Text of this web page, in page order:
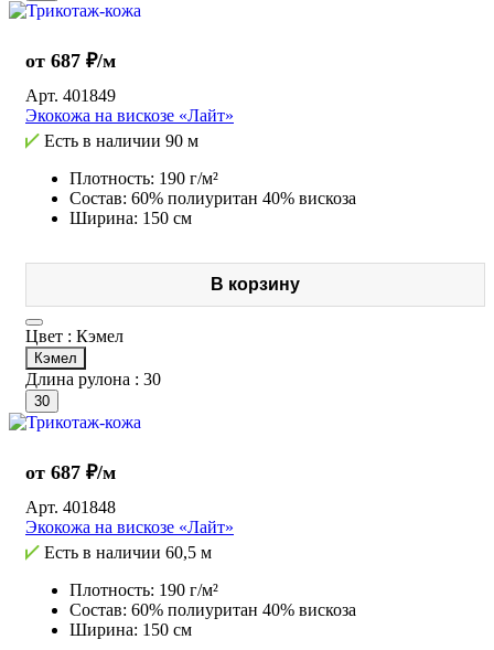
от 687 ₽/м
Арт. 401849
Экокожа на вискозе «Лайт»
Есть в наличии 90 м
Плотность: 190 г/м²
Состав: 60% полиуритан 40% вискоза
Ширина: 150 см
В корзину
Цвет : Кэмел
Кэмел
Длина рулона : 30
30
от 687 ₽/м
Арт. 401848
Экокожа на вискозе «Лайт»
Есть в наличии 60,5 м
Плотность: 190 г/м²
Состав: 60% полиуритан 40% вискоза
Ширина: 150 см